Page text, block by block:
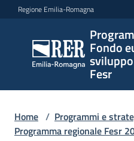
Vai al contenuto
Vai alla navigazione
Vai al footer
Regione Emilia-Romagna
Fondo
Fesr
Programma
regionale
Fondo
europeo di
regionale -
Fesr
Home / Programmi e
Programma regionale Fesr